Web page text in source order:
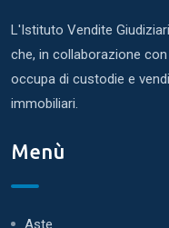
L'Istituto Vendite
che, in collaborazione
occupa di custodie e
immobiliari.
Menù
Aste